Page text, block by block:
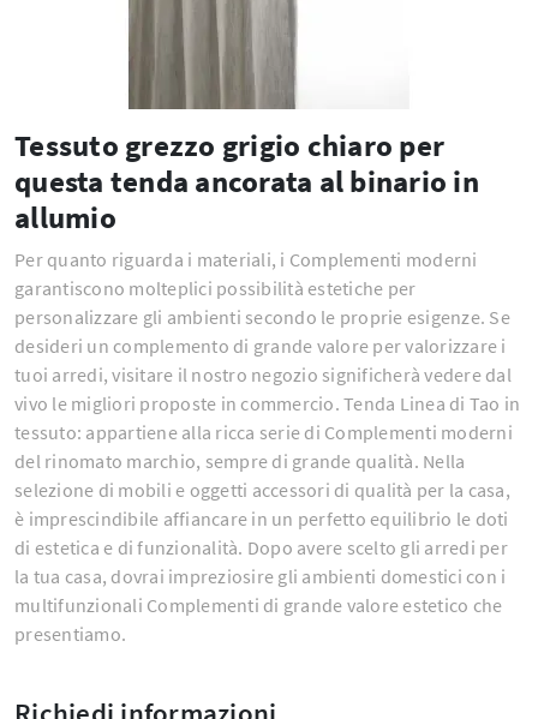
Tessuto grezzo grigio chiaro per
questa tenda ancorata al binario in
allumio
Per quanto riguarda i materiali, i Complementi moderni
garantiscono molteplici possibilità estetiche per
personalizzare gli ambienti secondo le proprie esigenze. Se
desideri un complemento di grande valore per valorizzare i
tuoi arredi, visitare il nostro negozio significherà vedere dal
vivo le migliori proposte in commercio. Tenda Linea di Tao in
tessuto: appartiene alla ricca serie di Complementi moderni
del rinomato marchio, sempre di grande qualità. Nella
selezione di mobili e oggetti accessori di qualità per la casa,
è imprescindibile affiancare in un perfetto equilibrio le doti
di estetica e di funzionalità. Dopo avere scelto gli arredi per
la tua casa, dovrai impreziosire gli ambienti domestici con i
multifunzionali Complementi di grande valore estetico che
presentiamo.